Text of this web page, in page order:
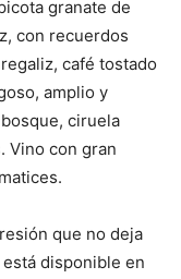
granate de
con recuerdos
café tostado
amplio y
ciruela
Vino con gran
que no deja
disponible en